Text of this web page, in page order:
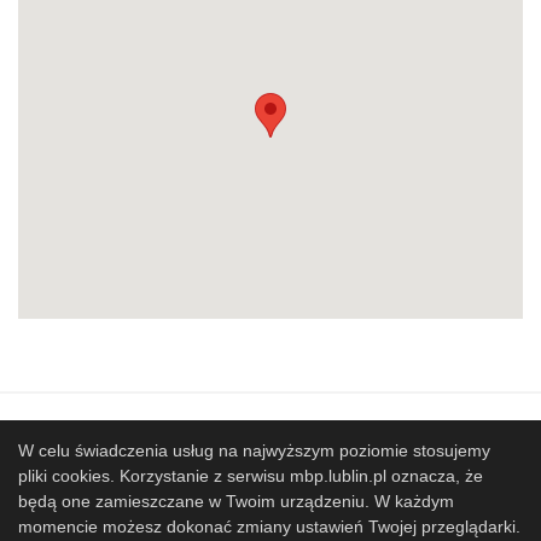
Mapa strony
Współpracujemy
© 2017 Miejska Biblioteka Publiczna im. Hieronima
W celu świadczenia usług na najwyższym poziomie stosujemy
pliki cookies. Korzystanie z serwisu mbp.lublin.pl oznacza, że
będą one zamieszczane w Twoim urządzeniu. W każdym
momencie możesz dokonać zmiany ustawień Twojej przeglądarki.